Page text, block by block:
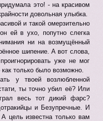
это! - на красивом
довольная улыбка.
и такой омерзительно
ей в ухо, попутно слегка
ни на возмущённый
шипение. А вот слова,
уже не мог
только было возможно.
у твоей возлюбленной
ты точно убил её? Или
весь тот дикий фарс?
и Безупречные. И
цель известна только вам